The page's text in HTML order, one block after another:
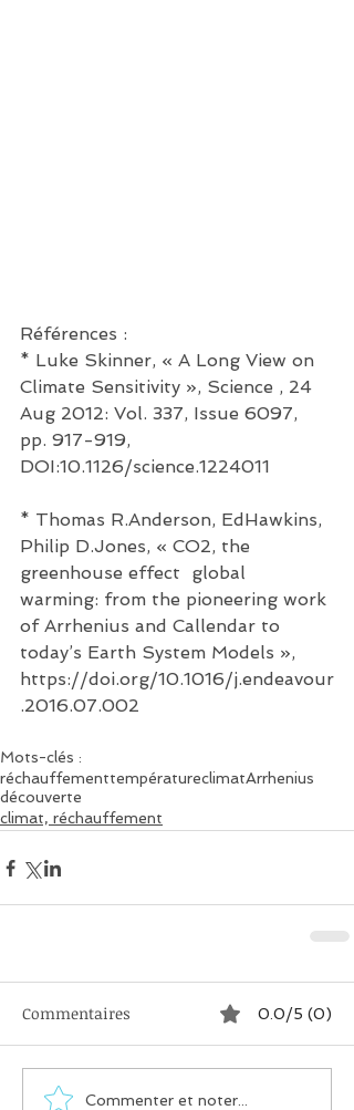
Références :
* Luke Skinner, « A Long View on
Climate Sensitivity », Science , 24
Aug 2012: Vol. 337, Issue 6097,
pp. 917-919,
DOI:10.1126/science.1224011
* Thomas R.Anderson, EdHawkins,
Philip D.Jones, « CO2, the
greenhouse effect  global
warming: from the pioneering work
of Arrhenius and Callendar to
today’s Earth System Models »,
https://doi.org/10.1016/j.endeavour
.2016.07.002
Mots-clés :
réchauffementtempératureclimatArrhenius
découverte
climat, réchauffement
Commentaires 0.0/5 (0)
Commenter et noter...